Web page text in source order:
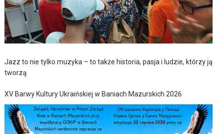
Jazz to nie tylko muzyka – to także historia, pasja i ludzie, którzy ją
tworzą
XV Barwy Kultury Ukraińskiej w Baniach Mazurskich 2026